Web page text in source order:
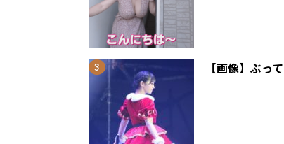
【画像】ぶっ